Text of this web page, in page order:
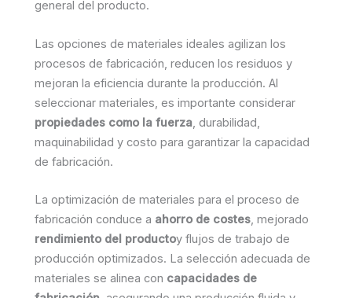
general del producto.
Las opciones de materiales ideales agilizan los
procesos de fabricación, reducen los residuos y
mejoran la eficiencia durante la producción. Al
seleccionar materiales, es importante considerar
propiedades como la fuerza, durabilidad,
maquinabilidad y costo para garantizar la capacidad
de fabricación.
La optimización de materiales para el proceso de
fabricación conduce a ahorro de costes, mejorado
rendimiento del productoy flujos de trabajo de
producción optimizados. La selección adecuada de
materiales se alinea con capacidades de